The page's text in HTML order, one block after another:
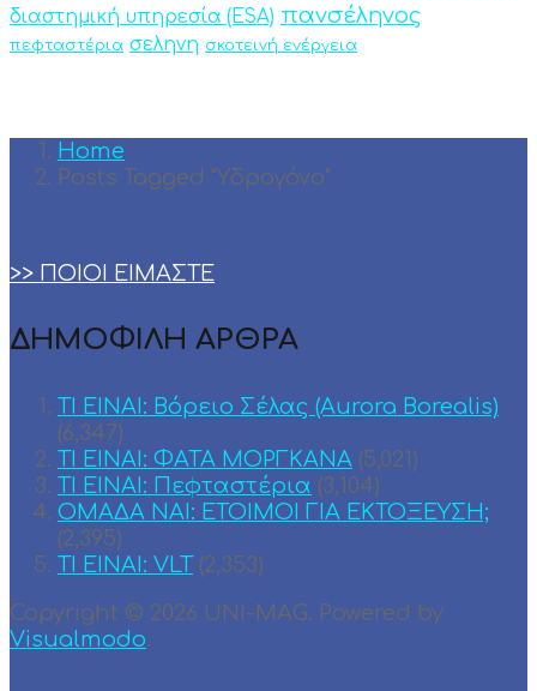
διαστημική υπηρεσία (ESA) πανσέληνος
πεφταστέρια σεληνη σκοτεινή ενέργεια
Home
Posts Tagged "Υδρογόνο"
>> ΠΟΙΟΙ ΕΙΜΑΣΤΕ
ΔΗΜΟΦΙΛΗ ΑΡΘΡΑ
ΤΙ ΕΙΝΑΙ: Βόρειο Σέλας (Aurora Borealis)
(6,347)
ΤΙ ΕΙΝΑΙ: ΦΑΤΑ ΜΟΡΓΚΑΝΑ (5,021)
ΤΙ ΕΙΝΑΙ: Πεφταστέρια (3,104)
ΟΜΑΔΑ ΝΑΙ: ΕΤΟΙΜΟΙ ΓΙΑ ΕΚΤΟΞΕΥΣΗ;
(2,395)
TI EINAI: VLT (2,353)
Copyright © 2026 UNI-MAG. Powered by
Visualmodo.